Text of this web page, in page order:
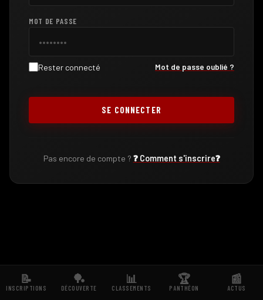
MOT DE PASSE
Rester connecté Mot de passe oublié ?
SE CONNECTER
Pas encore de compte ? ❓ Comment s'inscrire❓
📝
INSCRIPTIONS
🏓
DÉCOUVERTE
📊
CLASSEMENTS
🏆
PANTHÉON
📰
ACTUS